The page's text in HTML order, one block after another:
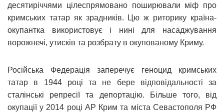
десятиріччями цілеспрямовано поширювали міф про
кримських татар як зрадників. Цю ж риторику країна-
окупантка використовує і нині для насаджування
ворожнечі, утисків та розбрату в окупованому Криму.
Російська Федерація заперечує геноцид кримських
татар в 1944 році та не бере відповідальності за
сталінські репресії та депортацію. Більше того, від
окупації у 2014 році АР Крим та міста Севастополя РФ